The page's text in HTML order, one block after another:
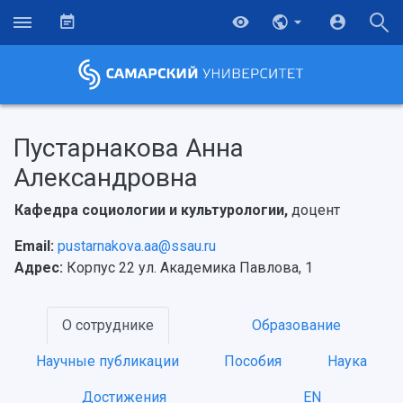
НАЗАД
Пустарнакова Анна
Александровна
Кафедра социологии и культурологии, доцент
Email: pustarnakova.aa@ssau.ru
Адрес: Корпус 22 ул. Академика Павлова, 1
О сотруднике Образование
Научные публикации Пособия Наука
Достижения EN